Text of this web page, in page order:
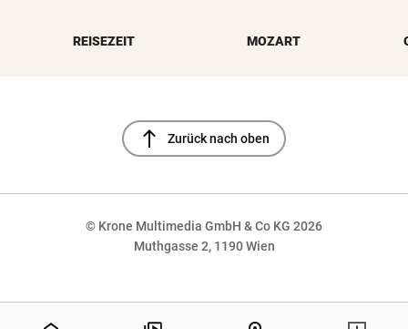
REISEZEIT MOZART
north Zurück nach oben
© Krone Multimedia GmbH & Co KG 2026
Muthgasse 2, 1190 Wien
NaN%